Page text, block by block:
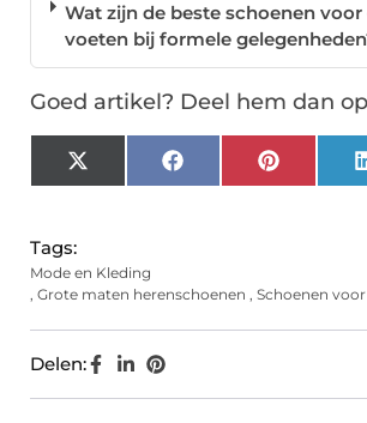
Wat zijn de beste schoenen
voeten bij formele
Goed artikel? Deel hem dan
X
(Twitter)
FacebookPinterest
Tags:
Mode en Kleding
, Grote maten herenschoenen , Schoenen
Delen: